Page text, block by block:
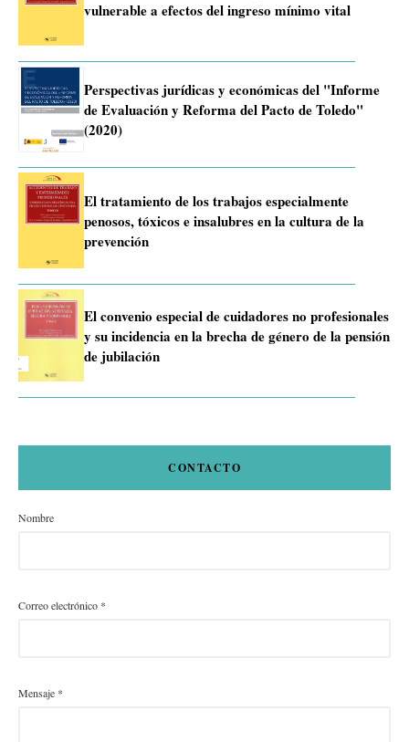
vulnerable a efectos del ingreso mínimo vital
Perspectivas jurídicas y económicas del "Informe
de Evaluación y Reforma del Pacto de Toledo"
(2020)
El tratamiento de los trabajos especialmente
penosos, tóxicos e insalubres en la cultura de la
prevención
El convenio especial de cuidadores no profesionales
y su incidencia en la brecha de género de la pensión
de jubilación
CONTACTO
Nombre
Correo electrónico *
Mensaje *